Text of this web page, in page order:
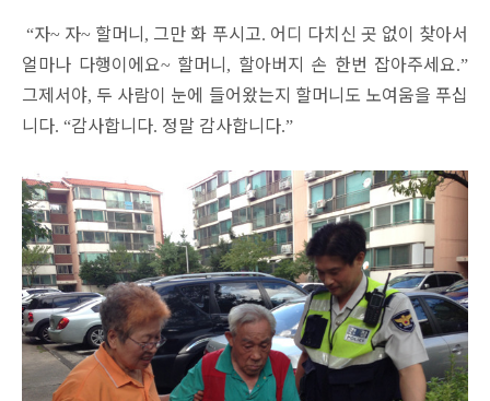
“자~ 자~ 할머니, 그만 화 푸시고. 어디 다치신 곳 없이 찾아서
얼마나 다행이에요~ 할머니, 할아버지 손 한번 잡아주세요.”
그제서야, 두 사람이 눈에 들어왔는지 할머니도 노여움을 푸십
니다. “감사합니다. 정말 감사합니다.”